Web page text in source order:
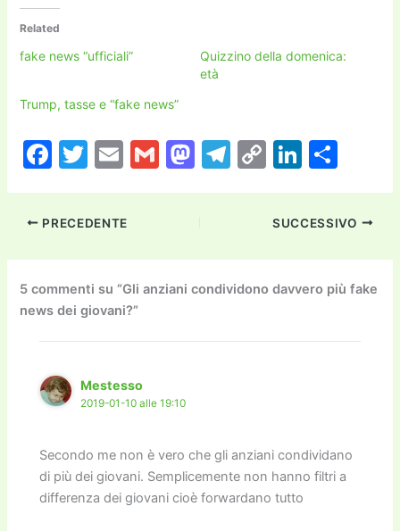
Related
fake news “ufficiali”
Quizzino della domenica:
età
Trump, tasse e “fake news”
F
c
e
b
o
o
k
T
itt
er
E
ai
l
G
M
d
o
T
a
m
C
p
y
Li
n
Li
k
e
dI
n
n
di
vi
di
PRECEDENTE SUCCESSIVO
5 commenti su “Gli anziani condividono davvero più fake
news dei giovani?”
Mestesso
2019-01-10 alle 19:10
Secondo me non è vero che gli anziani condividano
di più dei giovani. Semplicemente non hanno filtri a
differenza dei giovani cioè forwardano tutto